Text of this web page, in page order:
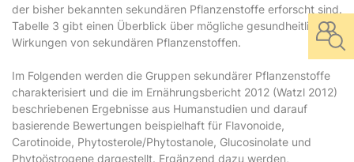
der bisher bekannten sekundären Pflanzenstoffe erforscht sind.
Tabelle 3 gibt einen Überblick über mögliche gesundheitliche
Wirkungen von sekundären Pflanzenstoffen.
Im Folgenden werden die Gruppen sekundärer Pflanzenstoffe
charakterisiert und die im Ernährungsbericht 2012 (Watzl 2012)
beschriebenen Ergebnisse aus Humanstudien und darauf
basierende Bewertungen beispielhaft für Flavonoide,
Carotinoide, Phytosterole/Phytostanole, Glucosinolate und
Phytoöstrogene dargestellt. Ergänzend dazu werden,